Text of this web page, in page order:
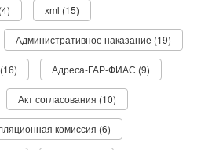
xml (15)
Административное наказание (19)
Адреса-ГАР-ФИАС (9)
Акт согласования (10)
комиссия (6)